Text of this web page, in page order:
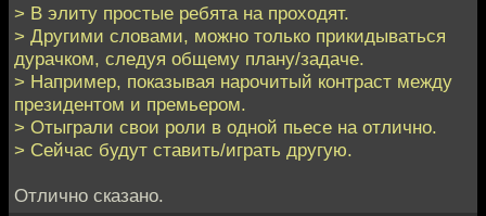
> В элиту простые ребята на проходят.
> Другими словами, можно только прикидываться
дурачком, следуя общему плану/задаче.
> Например, показывая нарочитый контраст между
президентом и премьером.
> Отыграли свои роли в одной пьесе на отлично.
> Сейчас будут ставить/играть другую.
Отлично сказано.